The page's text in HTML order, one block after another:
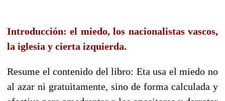
Introducción: el miedo, los nacionalistas vascos,
la iglesia y cierta izquierda.
Resume el contenido del libro: Eta usa el miedo no
al azar ni gratuitamente, sino de forma calculada y